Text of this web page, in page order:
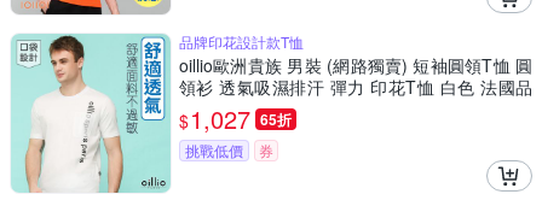
品牌印花設計款T恤
oillio歐洲貴族 男裝 (網路獨賣) 短袖圓領T恤 圓
領衫 透氣吸濕排汗 彈力 印花T恤 白色 法國品
牌
$1,027 65折
挑戰低價 券